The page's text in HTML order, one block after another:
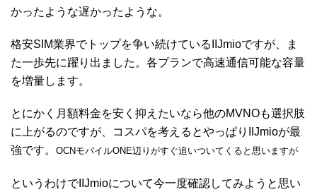
かったような遅かったような。
格安SIM業界でトップを争い続けているIIJmioですが、ま
た一歩先に躍り出ました。各プランで高速通信可能な容量
を増量します。
とにかく月額料金を安く抑えたいなら他のMVNOも選択肢
に上がるのですが、コスパを考えるとやっぱりIIJmioが最
強です。 OCNモバイルONE辺りがすぐ追いついてくると思いますが
というわけでIIJmioについて今一度確認してみようと思い